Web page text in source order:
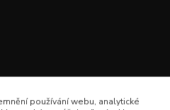
používání webu, analytické